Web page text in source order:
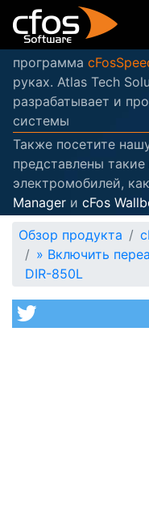
программа
руках. Atlas Tech
разрабатывает и
системы
Также посетите
представлены
электромобилей, как
Manager и cFos
Обзор продукта
» Включить
DIR-850L